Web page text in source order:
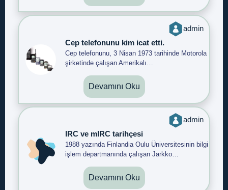
admin
Cep telefonunu kim icat etti.
Cep telefonunu, 3 Nisan 1973 tarihinde Motorola
şirketinde çalışan Amerikalı…
Devamını Oku
admin
IRC ve mIRC tarihçesi
1988 yazında Finlandia Oulu Üniversitesinin bilgi
işlem departmanında çalışan Jarkko…
Devamını Oku